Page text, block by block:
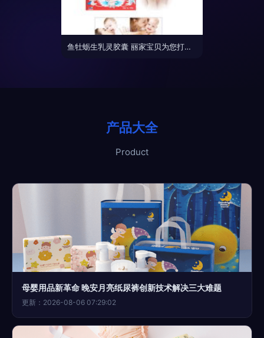
鱼牡蛎生乳灵胶囊 丽家宝贝为您打造安全、高品质的母婴营养选择
产品大全
Product
母婴用品新革命 晚安月亮纸尿裤创新技术解决三大难题
更新：2026-08-06 07:29:02